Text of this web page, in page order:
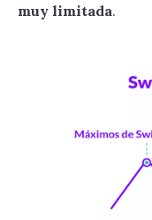
muy limitada.